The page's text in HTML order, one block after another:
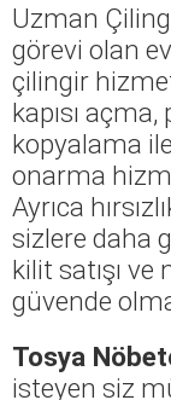
Uzman
görevi olan ev
çilingir
kapısı
kopyalama
onarma
Ayrıca
sizlere daha
kilit satışı
güvende
Tosya
isteyen siz